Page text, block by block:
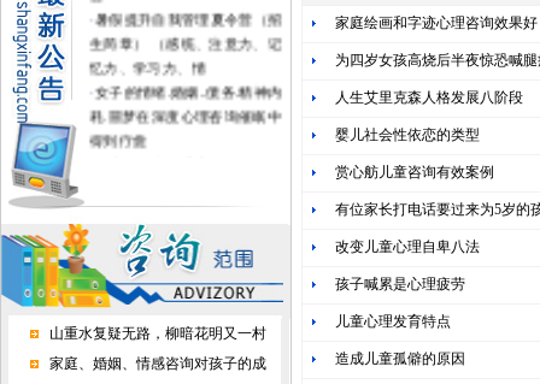
暑假提升自我管理夏令营（招
生简章） （感统、注意力、记
忆力、学习力、情
女子的情绪.婚姻..债务.精神内
耗.噩梦在深度心理咨询催眠中
得到疗愈
不上学的孩子进心理学校有用
·家长好好做心理咨询，孩子才
正常上学了
心理咨询能挽回婚恋情感吗？
山重水复疑无路，柳暗花明又一村
家庭、婚姻、情感咨询对孩子的成
家庭绘画和字迹心理咨询效果好
为四岁女孩高烧后半夜惊恐喊
人生艾里克森人格发展八阶段
婴儿社会性依恋的类型
赏心舫儿童咨询有效案例
有位家长打电话要过来为5岁的
改变儿童心理自卑八法
孩子喊累是心理疲劳
儿童心理发育特点
造成儿童孤僻的原因